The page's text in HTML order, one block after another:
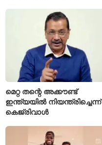
ഹൈക്കോടതി
മെറ്റ തന്റെ അക്കൗണ്ട്
ഇന്ത്യയിൽ നിയന്ത്രിച്ചെന്ന്
കെജ്‌രിവാൾ